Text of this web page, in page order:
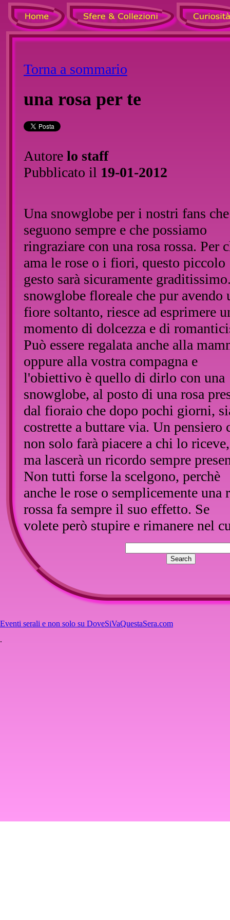
Torna a sommario
una rosa per te
Autore lo staff
Pubblicato il 19-01-2012
Una snowglobe per i nostri fans
seguono sempre e che possiamo
ringraziare con una rosa rossa. Per
ama le rose o i fiori, questo piccolo
gesto sarà sicuramente
snowglobe floreale che pur avendo
fiore soltanto, riesce ad esprimere
momento di dolcezza e di
Può essere regalata anche alla
oppure alla vostra compagna e
l'obiettivo è quello di dirlo con una
snowglobe, al posto di una rosa
dal fioraio che dopo pochi giorni,
costrette a buttare via. Un pensiero
non solo farà piacere a chi lo riceve,
ma lascerà un ricordo sempre
Non tutti forse la scelgono, perchè
anche le rose o semplicemente una
rossa fa sempre il suo effetto. Se
volete però stupire e rimanere nel
di chi sapete voi, questa snowglobe
al caso vostro.Con l'effetto neve che
capovolgendo si nota, ha un
tutto suo.
Eventi serali e non solo su DoveSiVaQuestaSera.com
.